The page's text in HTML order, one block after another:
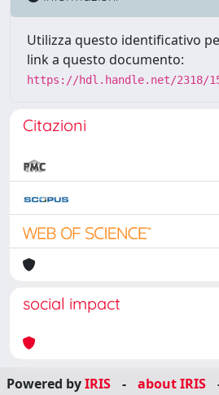
Utilizza questo identificativo
link a questo documento:
https://hdl.handle.net/2318/
Citazioni
social impact
Powered byIRIS - about IRIS